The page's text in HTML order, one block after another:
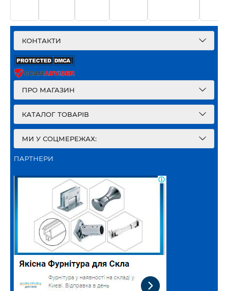
КОНТАКТИ
ПРО МАГАЗИН
КАТАЛОГ ТОВАРІВ
МИ У СОЦМЕРЕЖАХ:
ПАРТНЕРИ